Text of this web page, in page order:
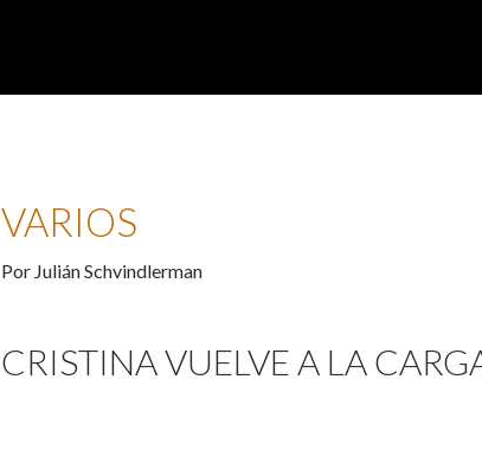
VARIOS
Por Julián Schvindlerman
CRISTINA VUELVE A LA